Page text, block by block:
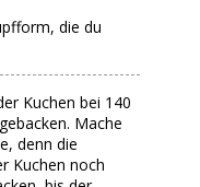
die du
Kuchen bei 140
Mache
denn die
Kuchen noch